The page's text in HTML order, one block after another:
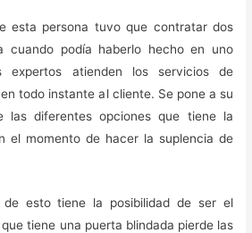
esta persona tuvo que contratar dos
cuando podía haberlo hecho en uno
expertos atienden los servicios de
todo instante al cliente. Se pone a su
las diferentes opciones que tiene la
el momento de hacer la suplencia de
esto tiene la posibilidad de ser el
tiene una puerta blindada pierde las